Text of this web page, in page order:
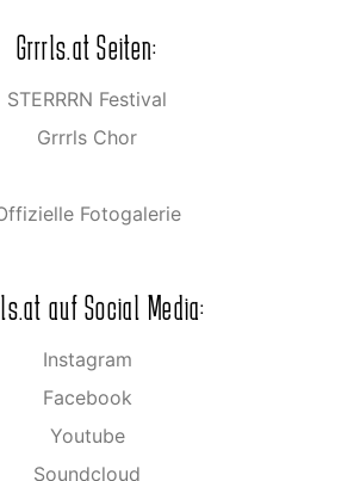
Grrrls.at Seiten:
STERRRN Festival
Grrrls Chor
Fotogalerie
auf Social Media:
Instagram
Facebook
Youtube
Soundcloud